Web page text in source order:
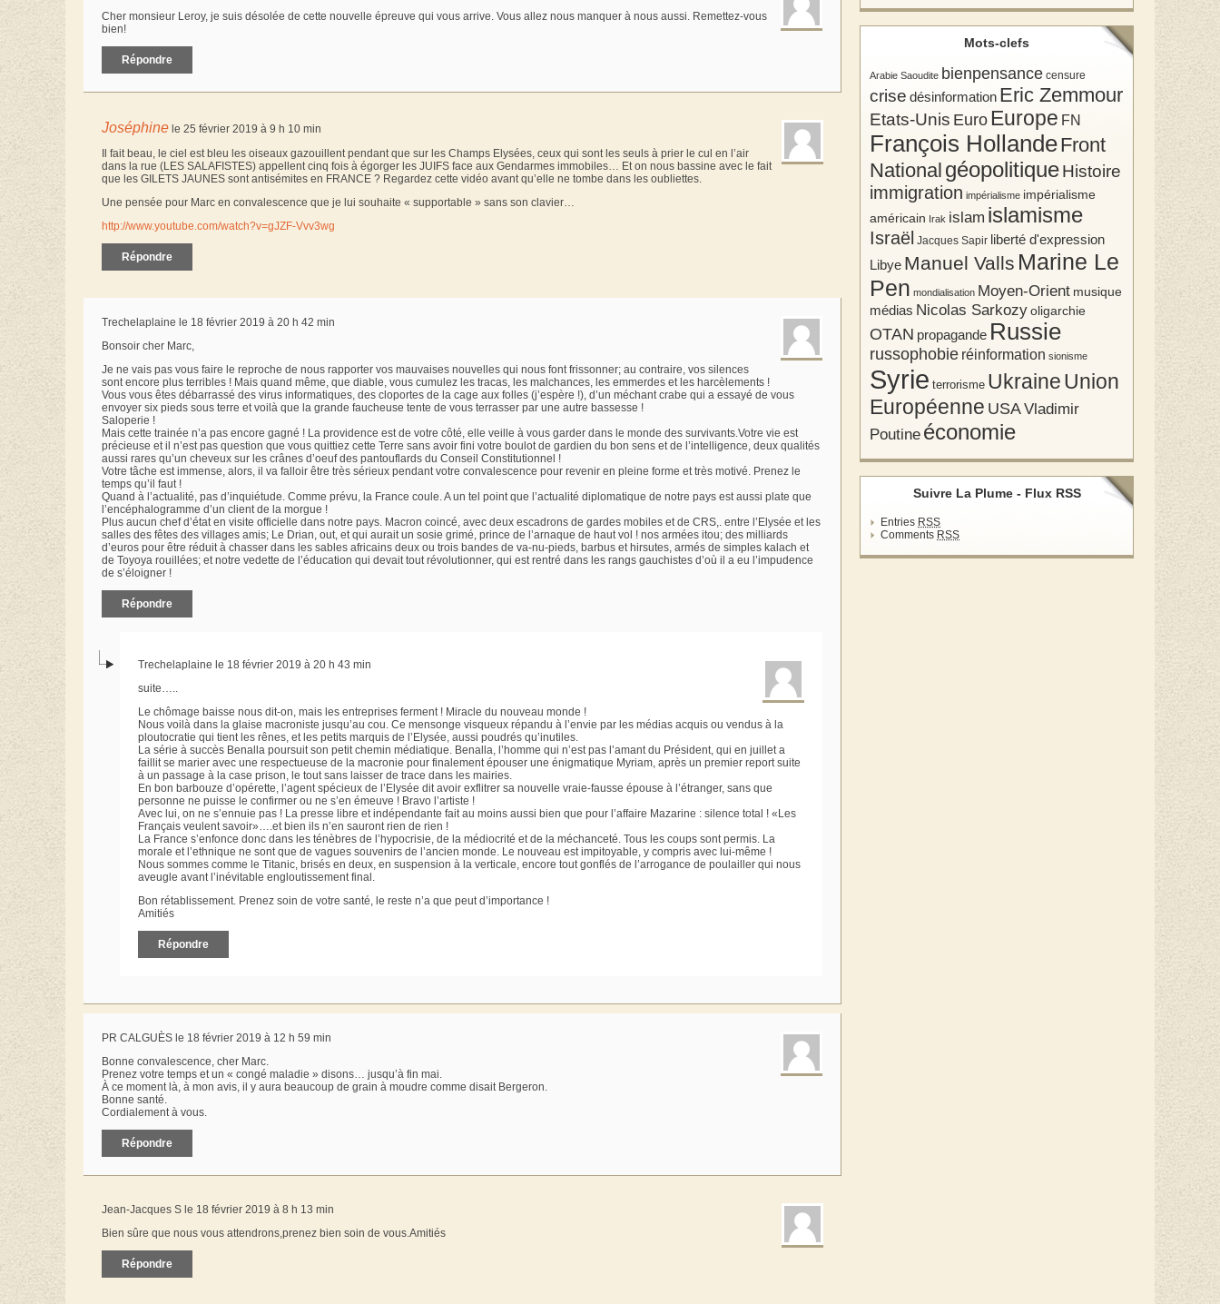
Cher monsieur Leroy, je suis désolée de cette nouvelle épreuve qui vous arrive. Vous allez nous manquer à nous aussi. Remettez-vous
bien!
Répondre
Joséphine le 25 février 2019 à 9 h 10 min
Il fait beau, le ciel est bleu les oiseaux gazouillent pendant que sur les Champs Elysées, ceux qui sont les seuls à prier le cul en l’air
dans la rue (LES SALAFISTES) appellent cinq fois à égorger les JUIFS face aux Gendarmes immobiles… Et on nous bassine avec le fait
que les GILETS JAUNES sont antisémites en FRANCE ? Regardez cette vidéo avant qu’elle ne tombe dans les oubliettes.
Une pensée pour Marc en convalescence que je lui souhaite « supportable » sans son clavier…
http://www.youtube.com/watch?v=gJZF-Vvv3wg
Répondre
Trechelaplaine le 18 février 2019 à 20 h 42 min
Bonsoir cher Marc,
Je ne vais pas vous faire le reproche de nous rapporter vos mauvaises nouvelles qui nous font frissonner; au contraire, vos silences
sont encore plus terribles ! Mais quand même, que diable, vous cumulez les tracas, les malchances, les emmerdes et les harcèlements !
Vous vous êtes débarrassé des virus informatiques, des cloportes de la cage aux folles (j’espère !), d’un méchant crabe qui a essayé de vous
envoyer six pieds sous terre et voilà que la grande faucheuse tente de vous terrasser par une autre bassesse !
Saloperie !
Mais cette trainée n’a pas encore gagné ! La providence est de votre côté, elle veille à vous garder dans le monde des survivants.Votre vie est
précieuse et il n’est pas question que vous quittiez cette Terre sans avoir fini votre boulot de gardien du bon sens et de l’intelligence, deux qualités
aussi rares qu’un cheveux sur les crânes d’oeuf des pantouflards du Conseil Constitutionnel !
Votre tâche est immense, alors, il va falloir être très sérieux pendant votre convalescence pour revenir en pleine forme et très motivé. Prenez le
temps qu’il faut !
Quand à l’actualité, pas d’inquiétude. Comme prévu, la France coule. A un tel point que l’actualité diplomatique de notre pays est aussi plate que
l’encéphalogramme d’un client de la morgue !
Plus aucun chef d’état en visite officielle dans notre pays. Macron coincé, avec deux escadrons de gardes mobiles et de CRS,. entre l’Elysée et les
salles des fêtes des villages amis; Le Drian, out, et qui aurait un sosie grimé, prince de l’arnaque de haut vol ! nos armées itou; des milliards
d’euros pour être réduit à chasser dans les sables africains deux ou trois bandes de va-nu-pieds, barbus et hirsutes, armés de simples kalach et
de Toyoya rouillées; et notre vedette de l’éducation qui devait tout révolutionner, qui est rentré dans les rangs gauchistes d’où il a eu l’impudence
de s’éloigner !
Répondre
Trechelaplaine le 18 février 2019 à 20 h 43 min
suite…..
Le chômage baisse nous dit-on, mais les entreprises ferment ! Miracle du nouveau monde !
Nous voilà dans la glaise macroniste jusqu’au cou. Ce mensonge visqueux répandu à l’envie par les médias acquis ou vendus à la
ploutocratie qui tient les rênes, et les petits marquis de l’Elysée, aussi poudrés qu’inutiles.
La série à succès Benalla poursuit son petit chemin médiatique. Benalla, l’homme qui n’est pas l’amant du Président, qui en juillet a
faillit se marier avec une respectueuse de la macronie pour finalement épouser une énigmatique Myriam, après un premier report suite
à un passage à la case prison, le tout sans laisser de trace dans les mairies.
En bon barbouze d’opérette, l’agent spécieux de l’Elysée dit avoir exflitrer sa nouvelle vraie-fausse épouse à l’étranger, sans que
personne ne puisse le confirmer ou ne s’en émeuve ! Bravo l’artiste !
Avec lui, on ne s’ennuie pas ! La presse libre et indépendante fait au moins aussi bien que pour l’affaire Mazarine : silence total ! «Les
Français veulent savoir»….et bien ils n’en sauront rien de rien !
La France s’enfonce donc dans les ténèbres de l’hypocrisie, de la médiocrité et de la méchanceté. Tous les coups sont permis. La
morale et l’ethnique ne sont que de vagues souvenirs de l’ancien monde. Le nouveau est impitoyable, y compris avec lui-même !
Nous sommes comme le Titanic, brisés en deux, en suspension à la verticale, encore tout gonflés de l’arrogance de poulailler qui nous
aveugle avant l’inévitable engloutissement final.
Bon rétablissement. Prenez soin de votre santé, le reste n’a que peut d’importance !
Amitiés
Répondre
PR CALGUÈS le 18 février 2019 à 12 h 59 min
Bonne convalescence, cher Marc.
Prenez votre temps et un « congé maladie » disons… jusqu’à fin mai.
À ce moment là, à mon avis, il y aura beaucoup de grain à moudre comme disait Bergeron.
Bonne santé.
Cordialement à vous.
Répondre
Jean-Jacques S le 18 février 2019 à 8 h 13 min
Bien sûre que nous vous attendrons,prenez bien soin de vous.Amitiés
Répondre
Mots-clefs
Arabie Saoudite bienpensance censure
crise désinformation Eric Zemmour
Etats-Unis Euro Europe FN
François HollandeFront
National géopolitiqueHistoire
immigration impérialisme impérialisme
américain Irak islam islamisme
Israël Jacques Sapir liberté d'expression
Libye Manuel Valls Marine Le
Pen mondialisation Moyen-Orient musique
médias Nicolas Sarkozyoligarchie
OTAN propagande Russie
russophobie réinformation sionisme
Syrie terrorisme Ukraine Union
Européenne USAVladimir
Poutine économie
Suivre La Plume - Flux RSS
Entries RSS
Comments RSS